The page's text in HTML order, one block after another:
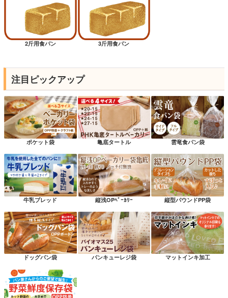
2斤用食パン 3斤用食パン
注目ピックアップ
ポケット袋 亀底タートル 雲竜食パン袋
牛乳ブレッド 縦浅OPﾍﾞｰｶﾘｰ 縦型パウンドPP袋
ドッグパン袋 パンキューレジ袋 マットインキ加工